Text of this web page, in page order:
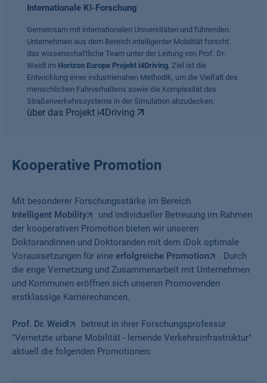
Internationale KI-Forschung
Gemeinsam mit internationalen Universitäten und führenden
Unternehmen aus dem Bereich intelligenter Mobilität forscht
das wissenschaftliche Team unter der Leitung von Prof. Dr.
Weidl im Horizon Europe Projekt i4Driving. Ziel ist die
Entwicklung einer industrienahen Methodik, um die Vielfalt des
menschlichen Fahrverhaltens sowie die Komplexität des
Straßenverkehrssystems in der Simulation abzudecken.
über das Projekt i4Driving
Kooperative Promotion
Mit besonderer Forschungsstärke im Bereich
Intelligent Mobility
und individueller Betreuung im Rahmen
der kooperativen Promotion bieten wir unseren
Doktorandinnen und Doktoranden mit dem iDok optimale
Voraussetzungen für eine erfolgreiche Promotion
. Durch
die enge Vernetzung und Zusammenarbeit mit Unternehmen
und Kommunen eröffnen sich unseren Promovenden
erstklassige Karrierechancen.
Prof. Dr. Weidl
betreut in ihrer Forschungsprofessur
"Vernetzte urbane Mobilität - lernende Verkehrsinfrastruktur"
aktuell die folgenden Promotionen: